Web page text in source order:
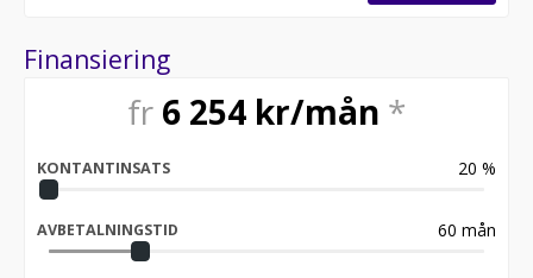
Finansiering
fr 6 254 kr/mån *
KONTANTINSATS 20 %
AVBETALNINGSTID 60 mån